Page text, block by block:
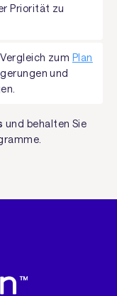
Priorität zu
zum Plan
und
und behalten Sie